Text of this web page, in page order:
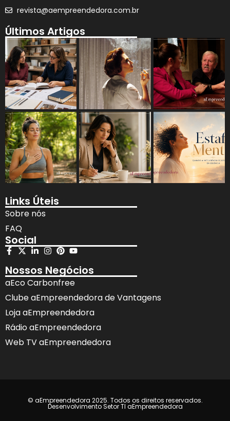
revista@aempreendedora.com.br
Últimos Artigos
Links Úteis
Sobre nós
FAQ
Social
Nossos Negócios
aEco Carbonfree
Clube aEmpreendedora de Vantagens
Loja aEmpreendedora
Rádio aEmpreendedora
Web TV aEmpreendedora
© aEmpreendedora 2025. Todos os direitos reservados.
Desenvolvimento Setor TI aEmpreendedora